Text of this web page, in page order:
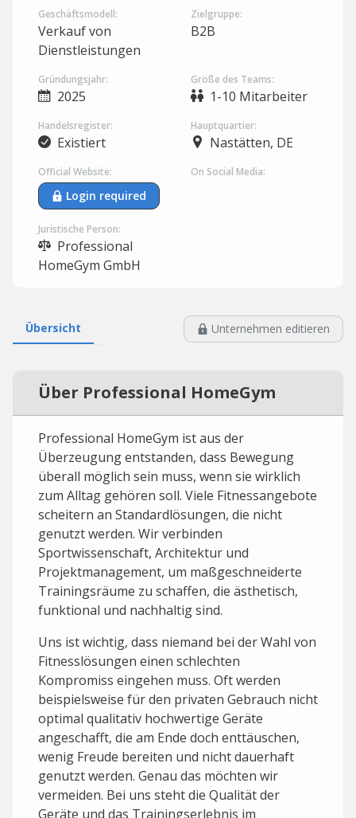
Geschäftsmodell:
Verkauf von
Dienstleistungen
Zielgruppe:
B2B
Gründungsjahr:
2025
Größe des Teams:
1-10 Mitarbeiter
Handelsregister:
Existiert
Hauptquartier:
Nastätten, DE
Official Website:
Login required
On Social Media:
Juristische Person:
Professional
HomeGym GmbH
Übersicht Unternehmen editieren
Über Professional HomeGym
Professional HomeGym ist aus der
Überzeugung entstanden, dass Bewegung
überall möglich sein muss, wenn sie wirklich
zum Alltag gehören soll. Viele Fitnessangebote
scheitern an Standardlösungen, die nicht
genutzt werden. Wir verbinden
Sportwissenschaft, Architektur und
Projektmanagement, um maßgeschneiderte
Trainingsräume zu schaffen, die ästhetisch,
funktional und nachhaltig sind.
Uns ist wichtig, dass niemand bei der Wahl von
Fitnesslösungen einen schlechten
Kompromiss eingehen muss. Oft werden
beispielsweise für den privaten Gebrauch nicht
optimal qualitativ hochwertige Geräte
angeschafft, die am Ende doch enttäuschen,
wenig Freude bereiten und nicht dauerhaft
genutzt werden. Genau das möchten wir
vermeiden. Bei uns steht die Qualität der
Geräte und das Trainingserlebnis im